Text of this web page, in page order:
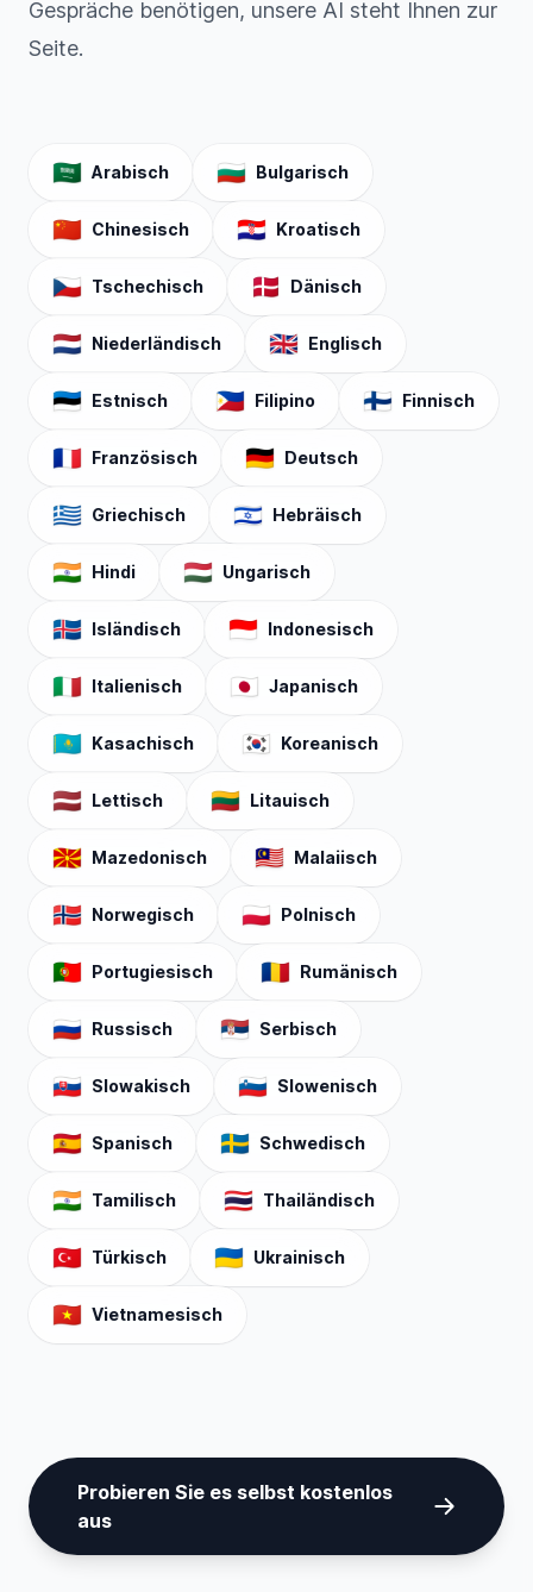
Gespräche benötigen, unsere AI steht Ihnen zur
Seite.
🇸🇦 Arabisch 🇧🇬 Bulgarisch
🇨🇳 Chinesisch 🇭🇷 Kroatisch
🇨🇿 Tschechisch 🇩🇰 Dänisch
🇳🇱 Niederländisch 🇬🇧 Englisch
🇪🇪 Estnisch 🇵🇭 Filipino 🇫🇮 Finnisch
🇫🇷 Französisch 🇩🇪 Deutsch
🇬🇷 Griechisch 🇮🇱 Hebräisch
🇮🇳 Hindi 🇭🇺 Ungarisch
🇮🇸 Isländisch 🇮🇩 Indonesisch
🇮🇹 Italienisch 🇯🇵 Japanisch
🇰🇿 Kasachisch 🇰🇷 Koreanisch
🇱🇻 Lettisch 🇱🇹 Litauisch
🇲🇰 Mazedonisch 🇲🇾 Malaiisch
🇳🇴 Norwegisch 🇵🇱 Polnisch
🇵🇹 Portugiesisch 🇷🇴 Rumänisch
🇷🇺 Russisch 🇷🇸 Serbisch
🇸🇰 Slowakisch 🇸🇮 Slowenisch
🇪🇸 Spanisch 🇸🇪 Schwedisch
🇮🇳 Tamilisch 🇹🇭 Thailändisch
🇹🇷 Türkisch 🇺🇦 Ukrainisch
🇻🇳 Vietnamesisch
Probieren Sie es selbst kostenlos
aus